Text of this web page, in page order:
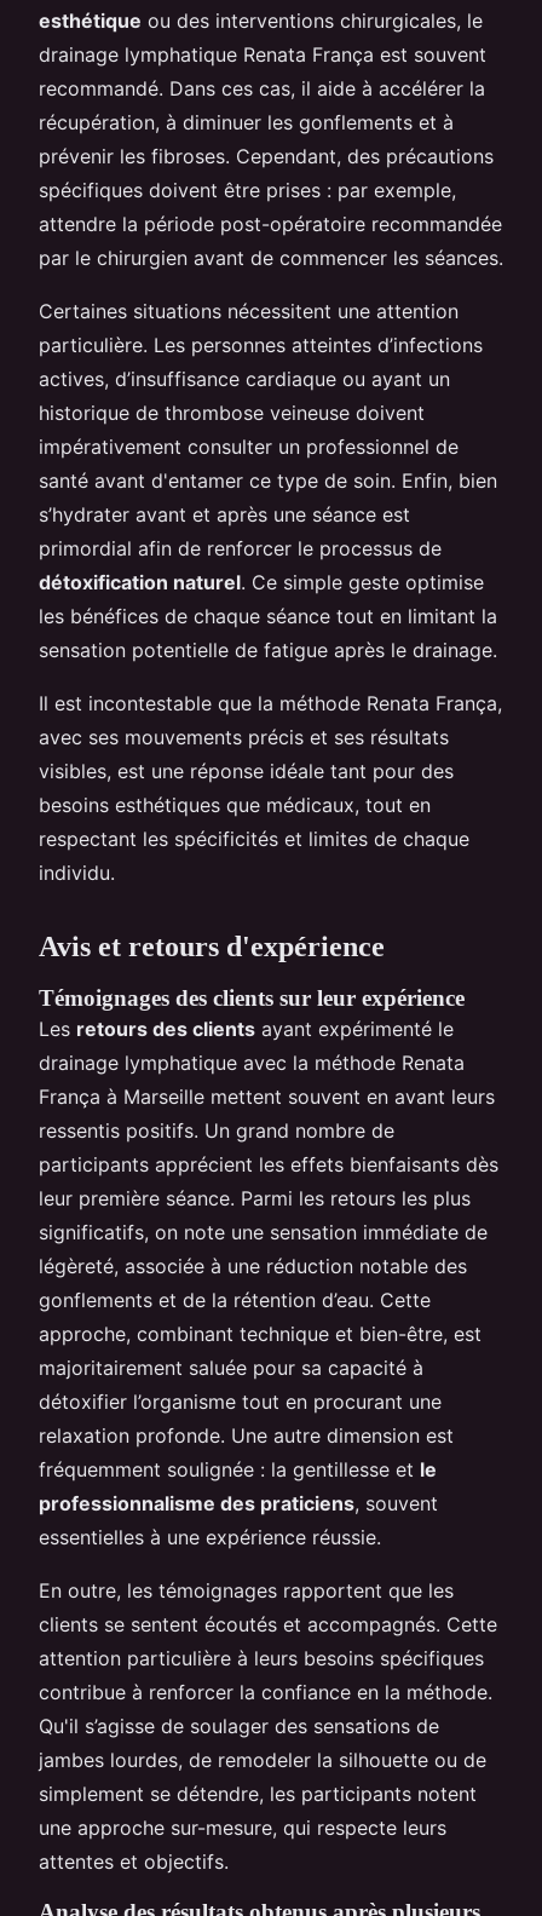
esthétique ou des interventions chirurgicales, le
drainage lymphatique Renata França est souvent
recommandé. Dans ces cas, il aide à accélérer la
récupération, à diminuer les gonflements et à
prévenir les fibroses. Cependant, des précautions
spécifiques doivent être prises : par exemple,
attendre la période post-opératoire recommandée
par le chirurgien avant de commencer les séances.
Certaines situations nécessitent une attention
particulière. Les personnes atteintes d’infections
actives, d’insuffisance cardiaque ou ayant un
historique de thrombose veineuse doivent
impérativement consulter un professionnel de
santé avant d'entamer ce type de soin. Enfin, bien
s’hydrater avant et après une séance est
primordial afin de renforcer le processus de
détoxification naturel. Ce simple geste optimise
les bénéfices de chaque séance tout en limitant la
sensation potentielle de fatigue après le drainage.
Il est incontestable que la méthode Renata França,
avec ses mouvements précis et ses résultats
visibles, est une réponse idéale tant pour des
besoins esthétiques que médicaux, tout en
respectant les spécificités et limites de chaque
individu.
Avis et retours d'expérience
Témoignages des clients sur leur expérience
Les retours des clients ayant expérimenté le
drainage lymphatique avec la méthode Renata
França à Marseille mettent souvent en avant leurs
ressentis positifs. Un grand nombre de
participants apprécient les effets bienfaisants dès
leur première séance. Parmi les retours les plus
significatifs, on note une sensation immédiate de
légèreté, associée à une réduction notable des
gonflements et de la rétention d’eau. Cette
approche, combinant technique et bien-être, est
majoritairement saluée pour sa capacité à
détoxifier l’organisme tout en procurant une
relaxation profonde. Une autre dimension est
fréquemment soulignée : la gentillesse et le
professionnalisme des praticiens, souvent
essentielles à une expérience réussie.
En outre, les témoignages rapportent que les
clients se sentent écoutés et accompagnés. Cette
attention particulière à leurs besoins spécifiques
contribue à renforcer la confiance en la méthode.
Qu'il s’agisse de soulager des sensations de
jambes lourdes, de remodeler la silhouette ou de
simplement se détendre, les participants notent
une approche sur-mesure, qui respecte leurs
attentes et objectifs.